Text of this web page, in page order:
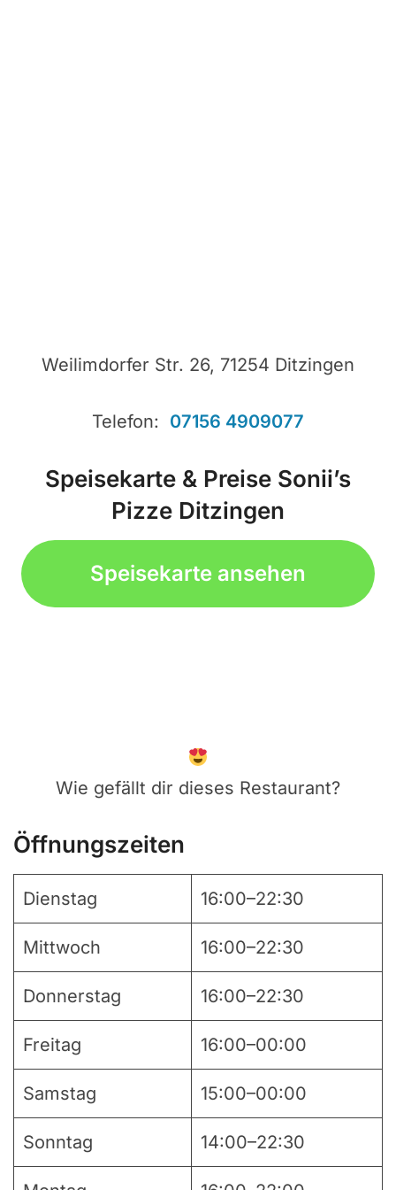
Weilimdorfer Str. 26, 71254 Ditzingen
Telefon: 07156 4909077
Speisekarte & Preise Sonii’s
Pizze Ditzingen
Speisekarte ansehen
Wie gefällt dir dieses Restaurant?
Öffnungszeiten
Dienstag 16:00–22:30
Mittwoch 16:00–22:30
Donnerstag 16:00–22:30
Freitag 16:00–00:00
Samstag 15:00–00:00
Sonntag 14:00–22:30